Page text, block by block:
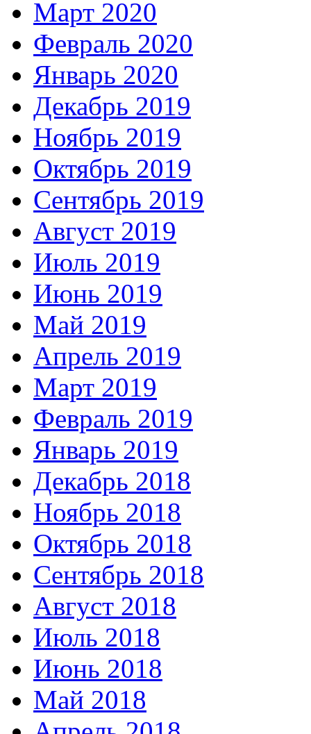
Март 2020
Февраль 2020
Январь 2020
Декабрь 2019
Ноябрь 2019
Октябрь 2019
Сентябрь 2019
Август 2019
Июль 2019
Июнь 2019
Май 2019
Апрель 2019
Март 2019
Февраль 2019
Январь 2019
Декабрь 2018
Ноябрь 2018
Октябрь 2018
Сентябрь 2018
Август 2018
Июль 2018
Июнь 2018
Май 2018